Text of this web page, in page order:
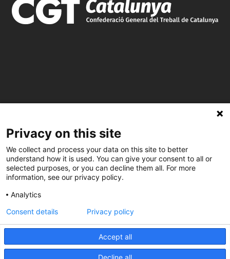
spccc@ spcgtcatalunya.cat
935 120 481
@CGTCatalunya
cgtcatalunya
cgtcatalunya
Privacy on this site
We collect and process your data on this site to better
understand how it is used. You can give your consent to all or
selected purposes, or you can decline them all. For more
information, see our privacy policy.
Analytics
Accept all
Decline all
Consent details Privacy policy